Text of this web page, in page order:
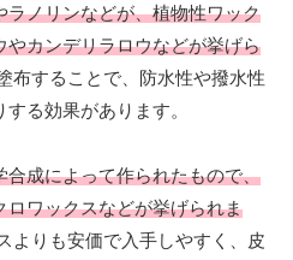
ノリンなどが、植物性ワック
カンデリラロウなどが挙げら
布することで、防水性や撥水性
る効果があります。
成によって作られたもので、
ワックスなどが挙げられま
よりも安価で入手しやすく、皮